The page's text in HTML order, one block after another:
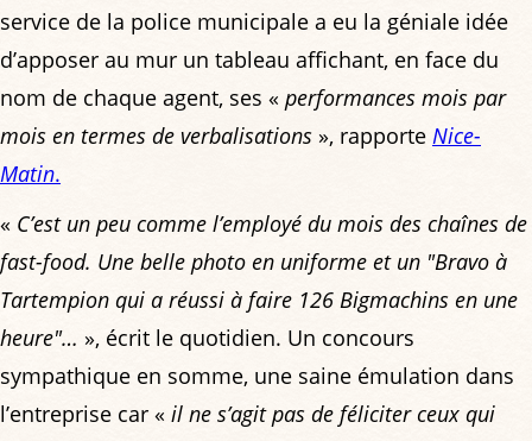
service de la police municipale a eu la géniale idée
d’apposer au mur un tableau affichant, en face du
nom de chaque agent, ses « performances mois par
mois en termes de verbalisations », rapporte Nice-
Matin.
« C’est un peu comme l’employé du mois des chaînes de
fast-food. Une belle photo en uniforme et un "Bravo à
Tartempion qui a réussi à faire 126 Bigmachins en une
heure"… », écrit le quotidien. Un concours
sympathique en somme, une saine émulation dans
l’entreprise car « il ne s’agit pas de féliciter ceux qui